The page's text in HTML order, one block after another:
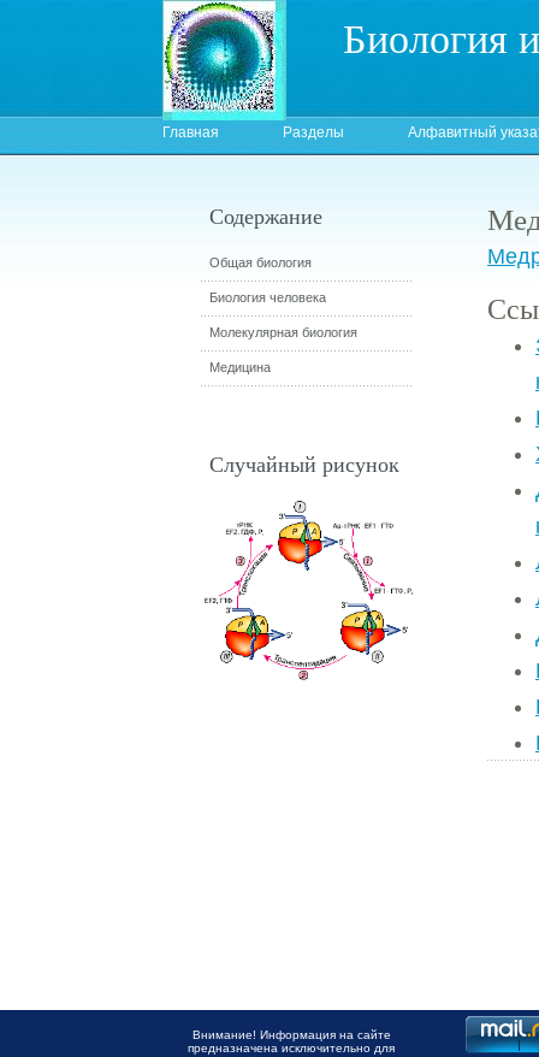
Биология
Главная Разделы Алфавитный
Содержание
Общая биология
Биология человека
Молекулярная биология
Медицина
Случайный рисунок
Внимание! Информация на сайте
предназначена исключительно для